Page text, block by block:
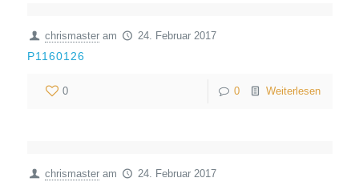
chrismaster am 24. Februar 2017
P1160126
0 0 Weiterlesen
chrismaster am 24. Februar 2017